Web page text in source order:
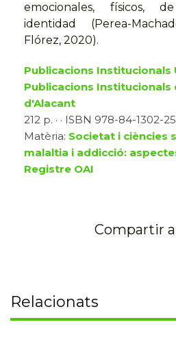
emocionales, físicos,
identidad (Perea-
Flórez, 2020).
Publicacions Institucionals
Publicacions Institucionals
d'Alacant
212 p. · · ISBN 978-84-1302-
Matèria: Societat i ciències
malaltia i addicció:
Registre OAI
Compartir
Relacionats